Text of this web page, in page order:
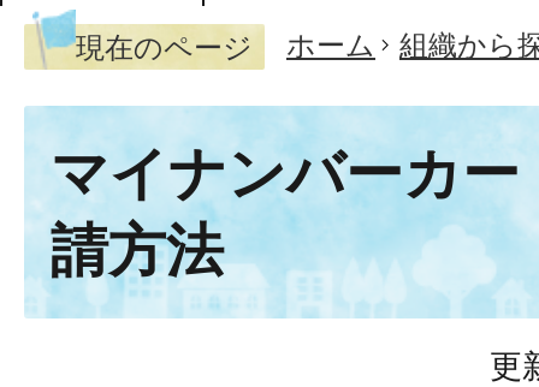
現在のページ ホーム 組織から
マイナンバーカ
請方法
更